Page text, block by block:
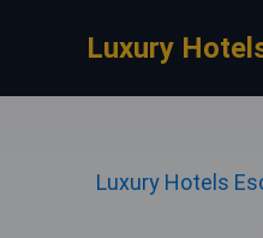
Luxury
Luxury Hotels